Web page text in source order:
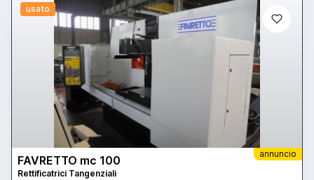
usato
annuncio
FAVRETTO mc 100
Rettificatrici Tangenziali